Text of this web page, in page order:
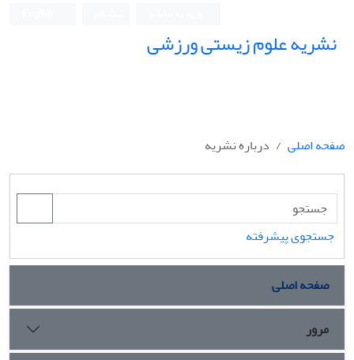
نشریه علوم زیستی ورزشی
صفحه اصلی درباره نشریه
جستجوی پیشرفته
صفحه اصلی
مرور